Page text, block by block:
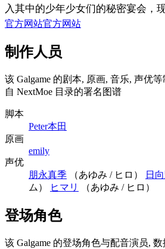
入其中的少年少女们的秘密宴会，
官方网站官方网站
制作人员
该 Galgame 的剧本, 原画, 音乐, 声优
自 NextMoe 目录的署名图谱
脚本
Peter本田
原画
emily
声优
朋永真季 （あゆみ / ヒロ） 日
ム）
ヒマリ （あゆみ / ヒロ）
登场角色
该 Galgame 的登场角色与配音演员,